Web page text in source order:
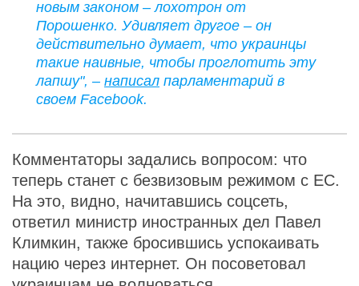
новым законом – лохотрон от
Порошенко. Удивляет другое – он
действительно думает, что украинцы
такие наивные, чтобы проглотить эту
лапшу", – написал парламентарий в
своем Facebook.
Комментаторы задались вопросом: что
теперь станет с безвизовым режимом с ЕС.
На это, видно, начитавшись соцсеть,
ответил министр иностранных дел Павел
Климкин, также бросившись успокаивать
нацию через интернет. Он посоветовал